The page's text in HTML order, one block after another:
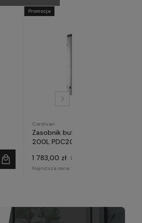
Cordivari
Zasobnik buforowy Cordivari
200L PDC200
1 783,00 zł 2 099,00 zł
Najniższa cena:
Promocja